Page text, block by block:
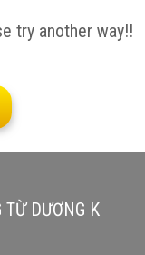
try another way!!
DƯƠNG K